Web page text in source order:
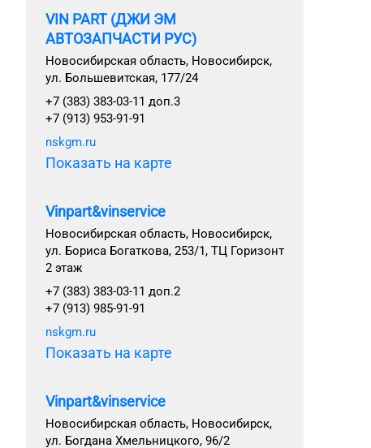
VIN PART (ДЖИ ЭМ
АВТОЗАПЧАСТИ РУС)
Новосибирская область, Новосибирск,
ул. Большевитская, 177/24
+7 (383) 383-03-11 доп.3
+7 (913) 953-91-91
nskgm.ru
Показать на карте
Vinpart&vinservice
Новосибирская область, Новосибирск,
ул. Бориса Богаткова, 253/1, ТЦ Горизонт
2 этаж
+7 (383) 383-03-11 доп.2
+7 (913) 985-91-91
nskgm.ru
Показать на карте
Vinpart&vinservice
Новосибирская область, Новосибирск,
ул. Богдана Хмельницкого, 96/2